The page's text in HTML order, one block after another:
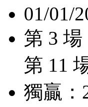
01/01/
第 3 場
第 11
獨贏：